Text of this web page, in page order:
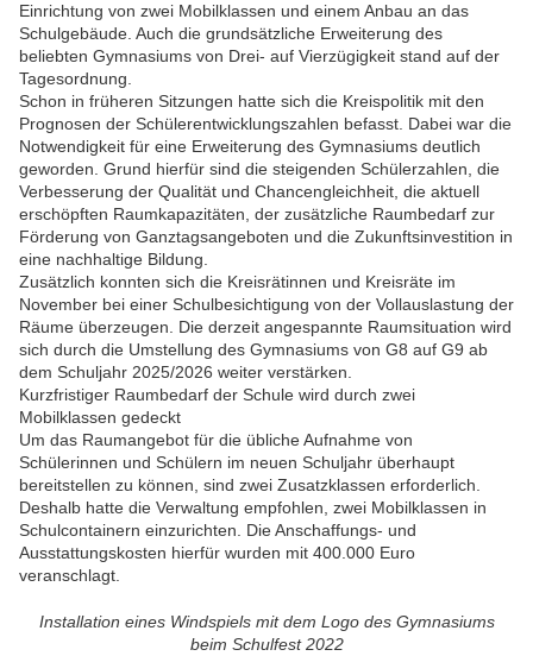
Einrichtung von zwei Mobilklassen und einem Anbau an das
Schulgebäude. Auch die grundsätzliche Erweiterung des
beliebten Gymnasiums von Drei- auf Vierzügigkeit stand auf der
Tagesordnung.
Schon in früheren Sitzungen hatte sich die Kreispolitik mit den
Prognosen der Schülerentwicklungszahlen befasst. Dabei war die
Notwendigkeit für eine Erweiterung des Gymnasiums deutlich
geworden. Grund hierfür sind die steigenden Schülerzahlen, die
Verbesserung der Qualität und Chancengleichheit, die aktuell
erschöpften Raumkapazitäten, der zusätzliche Raumbedarf zur
Förderung von Ganztagsangeboten und die Zukunftsinvestition in
eine nachhaltige Bildung.
Zusätzlich konnten sich die Kreisrätinnen und Kreisräte im
November bei einer Schulbesichtigung von der Vollauslastung der
Räume überzeugen. Die derzeit angespannte Raumsituation wird
sich durch die Umstellung des Gymnasiums von G8 auf G9 ab
dem Schuljahr 2025/2026 weiter verstärken.
Kurzfristiger Raumbedarf der Schule wird durch zwei
Mobilklassen gedeckt
Um das Raumangebot für die übliche Aufnahme von
Schülerinnen und Schülern im neuen Schuljahr überhaupt
bereitstellen zu können, sind zwei Zusatzklassen erforderlich.
Deshalb hatte die Verwaltung empfohlen, zwei Mobilklassen in
Schulcontainern einzurichten. Die Anschaffungs- und
Ausstattungskosten hierfür wurden mit 400.000 Euro
veranschlagt.
Installation eines Windspiels mit dem Logo des Gymnasiums
beim Schulfest 2022